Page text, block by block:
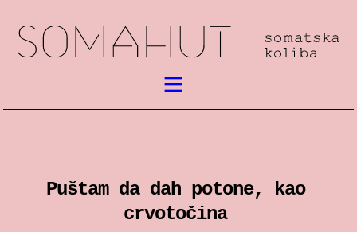
susreti / festival
Puštam da dah potone, kao
crvotočina